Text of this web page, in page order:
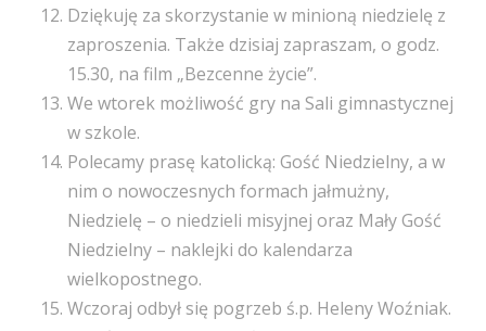
Dziękuję za skorzystanie w minioną niedzielę z
zaproszenia. Także dzisiaj zapraszam, o godz.
15.30, na film „Bezcenne życie”.
We wtorek możliwość gry na Sali gimnastycznej
w szkole.
Polecamy prasę katolicką: Gość Niedzielny, a w
nim o nowoczesnych formach jałmużny,
Niedzielę – o niedzieli misyjnej oraz Mały Gość
Niedzielny – naklejki do kalendarza
wielkopostnego.
Wczoraj odbył się pogrzeb ś.p. Heleny Woźniak.